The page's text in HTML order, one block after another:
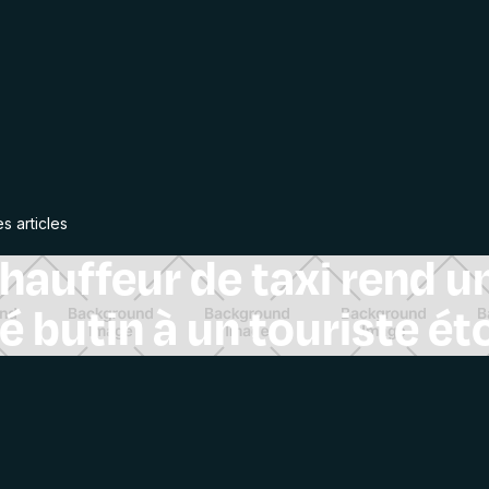
articles
de taxi rend
butin à un touriste